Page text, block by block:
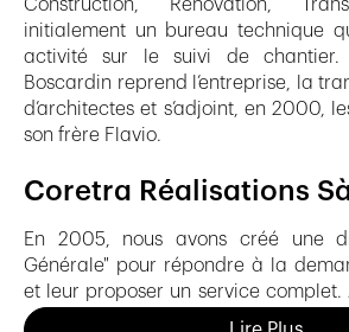
Construction, Rénovation,
initialement un bureau technique
activité sur le suivi de chantier.
Boscardin reprend l’entreprise, la
d’architectes et s’adjoint, en 2000,
son frère Flavio.
Coretra Réalisations
En 2005, nous avons créé une
Générale" pour répondre à la
et leur proposer un service complet.
les projets de la conception à la